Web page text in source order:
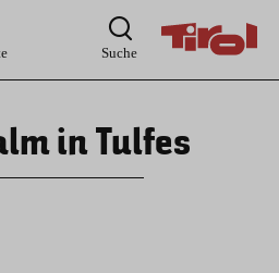
Hauptnavigation
Inhaltsbereich
Suche
in Tulfes